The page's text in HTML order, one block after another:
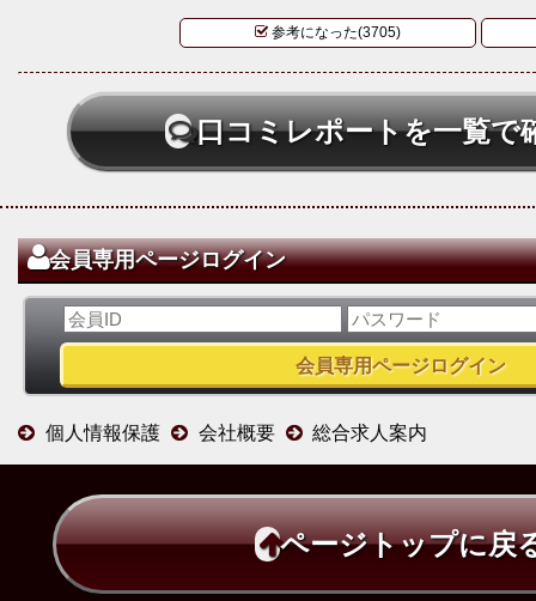
参考になった(3705)
口コミレポートを一覧で
会員専用ページログイン
個人情報保護 会社概要 総合求人案内
ページトップに戻